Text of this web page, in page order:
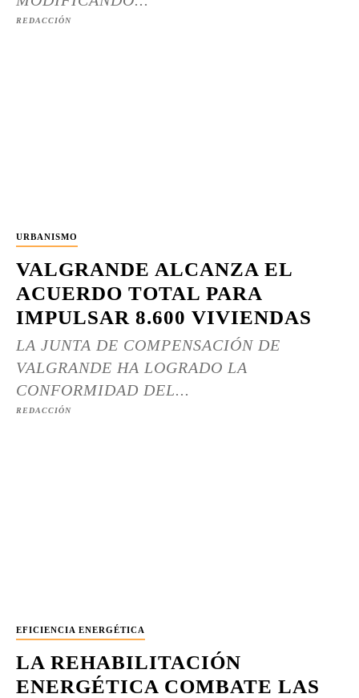
REDACCIÓN
URBANISMO
VALGRANDE ALCANZA EL
ACUERDO TOTAL PARA
IMPULSAR 8.600 VIVIENDAS
LA JUNTA DE COMPENSACIÓN DE
VALGRANDE HA LOGRADO LA
CONFORMIDAD DEL...
REDACCIÓN
EFICIENCIA ENERGÉTICA
LA REHABILITACIÓN
ENERGÉTICA COMBATE LAS